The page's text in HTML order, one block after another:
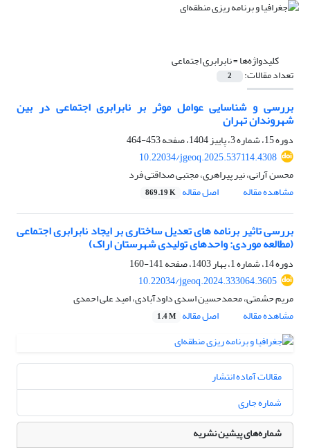
کلیدواژه‌ها =نابرابری اجتماعی
تعداد مقالات: 2
بررسی و شناسایی عوامل موثر بر نابرابری اجتماعی در بین
شهروندان تهران
دوره 15، شماره 3، پاییز 1404، صفحه
453-464
10.22034/jgeoq.2025.537114.4308
محسن آرانی، نیر پیراهری، مجتبی صداقتی فرد
مشاهده مقاله
اصل مقاله 869.19 K
بررسی تاثیر برنامه های تعدیل ساختاری بر ایجاد نابرابری اجتماعی
(مطالعه موردی: واحدهای تولیدی شهرستان اراک)
دوره 14، شماره 1، بهار 1403، صفحه
141-160
10.22034/jgeoq.2024.333064.3605
مریم حشمتی، محمدحسین اسدی داودآبادی، امید علی احمدی
مشاهده مقاله
اصل مقاله 1.4 M
مقالات آماده انتشار
شماره جاری
شماره‌های پیشین نشریه